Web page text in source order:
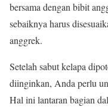
bersama dengan bibit
sebaiknya harus
anggrek.
Setelah sabut kelapa
diinginkan, Anda perlu
Hal ini lantaran bagian